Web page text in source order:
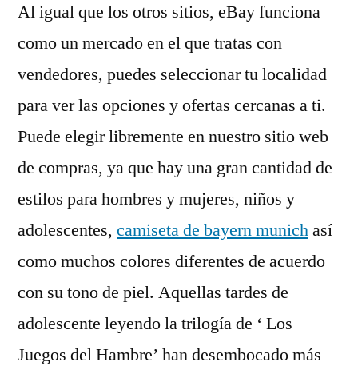
Al igual que los otros sitios, eBay funciona
como un mercado en el que tratas con
vendedores, puedes seleccionar tu localidad
para ver las opciones y ofertas cercanas a ti.
Puede elegir libremente en nuestro sitio web
de compras, ya que hay una gran cantidad de
estilos para hombres y mujeres, niños y
adolescentes, camiseta de bayern munichasí
como muchos colores diferentes de acuerdo
con su tono de piel. Aquellas tardes de
adolescente leyendo la trilogía de ‘ Los
Juegos del Hambre’ han desembocado más